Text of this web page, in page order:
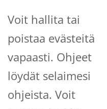
Voit hallita tai
poistaa evästeitä
vapaasti. Ohjeet
löydät selaimesi
ohjeista. Voit